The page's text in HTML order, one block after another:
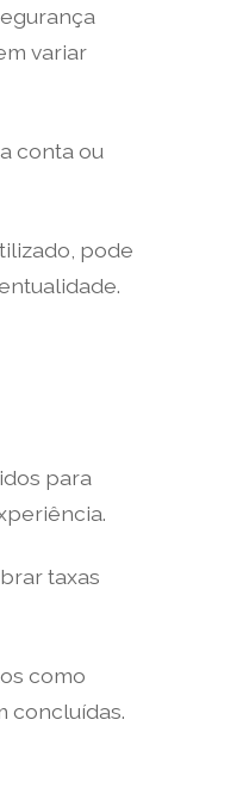
variar
conta ou
pode
para
taxas
como
concluídas.